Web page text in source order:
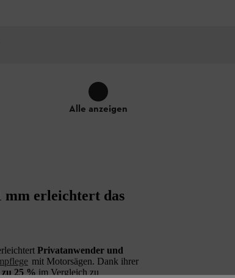
Alle anzeigen
mm erleichtert das
Privatanwender und
mit Motorsägen. Dank ihrer
25 % im Vergleich zu